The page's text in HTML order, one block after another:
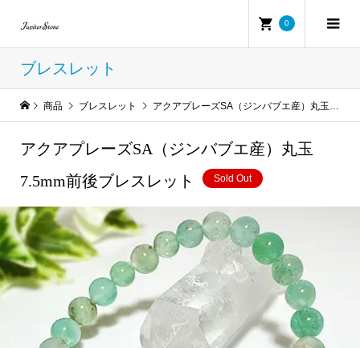
0
ブレスレット
商品 ブレスレット アクアプレーズSA（ジンバブエ産）丸玉7.5mm前後ブレスレット
アクアプレーズSA（ジンバブエ産）丸玉
7.5mm前後ブレスレット
Sold Out